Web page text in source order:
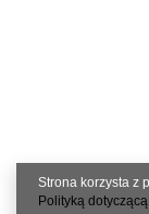
Strona korzysta z
Polityką